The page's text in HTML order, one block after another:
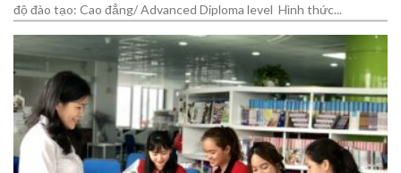
độ đào tạo: Cao đẳng/ Advanced Diploma level Hình thức...